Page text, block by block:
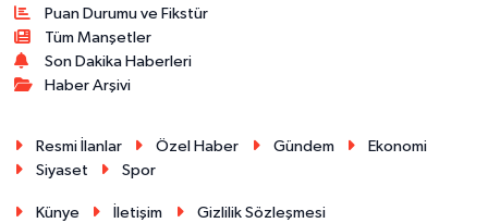
Puan Durumu ve Fikstür
Tüm Manşetler
Son Dakika Haberleri
Haber Arşivi
Resmi İlanlar Özel Haber Gündem
Ekonomi
Siyaset
Spor
Künye İletişim Gizlilik Sözleşmesi